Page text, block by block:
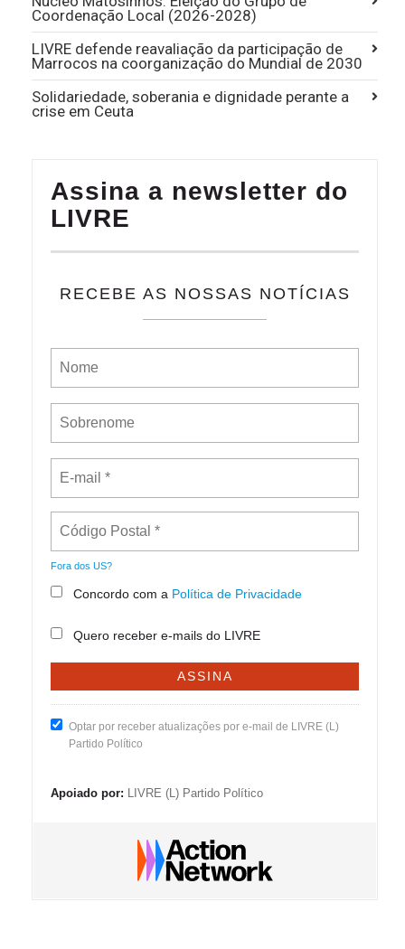
Coordenação Local (2026-2028)
LIVRE defende reavaliação da participação de
Marrocos na coorganização do Mundial de 2030
Solidariedade, soberania e dignidade perante a
crise em Ceuta
Assina a newsletter do
LIVRE
RECEBE AS NOSSAS NOTÍCIAS
Fora dos US?
Concordo com a Política de Privacidade
Quero receber e-mails do LIVRE
Optar por receber atualizações por e-mail de LIVRE (L)
Partido Político
Apoiado por: LIVRE (L) Partido Político